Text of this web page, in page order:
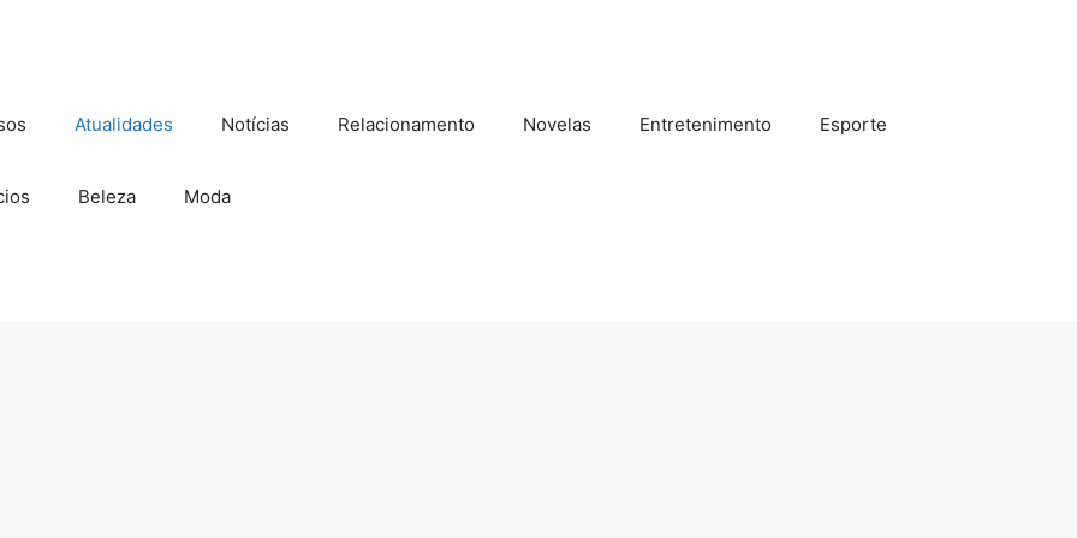
Atualidades Notícias Relacionamento Novelas Entretenimento Esporte
Beleza Moda